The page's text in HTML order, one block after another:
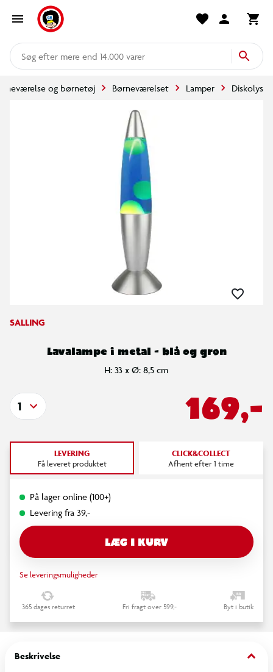
mere end 14.000 varer
og børnetøj Børneværelset Lamper Diskolys
SALLING
Lavalampe i metal - blå og grøn
H: 33 x Ø: 8,5 cm
169,-
1
LEVERING
Få leveret produktet
CLICK&COLLECT
Afhent efter 1 time
På lager online (100+)
Levering fra 39,-
LÆG I KURV
Se leveringsmuligheder
365 dages returret Fri fragt over 599,- Byt i butik
Beskrivelse keyboard_arrow_down